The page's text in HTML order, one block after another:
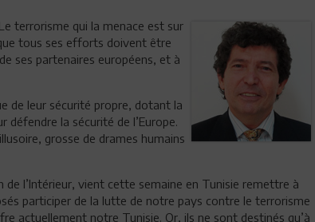
terrorisme qui la menace est sur
tous ses efforts doivent être
ses partenaires européens, et à
de leur sécurité propre, dotant la
défendre la sécurité de l’Europe.
grosse de drames humains
l’Intérieur, vient cette semaine en Tunisie remettre à
participer de la lutte de notre pays contre le terrorisme
actuellement notre Tunisie. Or, ils ne sont destinés qu’à